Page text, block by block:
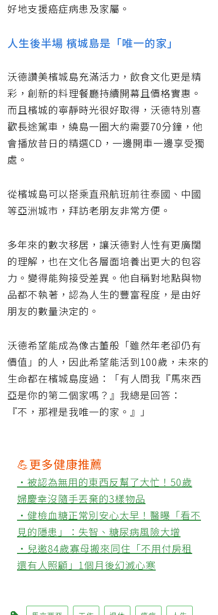
好地支援癌症病患及家屬。
人生後半場 檳城島是「唯一的家」
沃德讚美檳城島充滿活力，飲食文化更是精
彩，創新的料理餐廳持續開幕且價格實惠。
而且檳城的寧靜時光很好取得，沃德特別喜
歡長途駕車，繞島一圈大約需要70分鐘，他
會播放昔日的精選CD，一邊開車一邊享受獨
處。
從檳城島可以搭乘直飛航班前往泰國、中國
等亞洲城市，拜訪老朋友非常方便。
多年來的數次移居，讓沃德對人性有更廣闊
的理解，也在文化各層面培養出更大的包容
力。變得能夠接受差異。他自稱對地點與物
品都不執著，認為人生的豐富程度，是由好
朋友的數量決定的。
沃德希望能成為像古董般「雖然年老卻仍有
價值」的人，因此希望能活到100歲，未來的
生命都在檳城島度過：「有人問我『馬來西
亞是你的第二個家嗎？』我總是回答：
『不，那裡是我唯一的家。』」
💪更多健康推薦
‧被認為無用的東西反幫了大忙！50歲
婦慶幸沒隨手丟棄的3樣物品
‧健檢血糖正常別安心太早！醫曝「看不
見的隱患」：失智、糖尿病風險大增
‧兒邀84歲寡母搬來同住「不用付房租
還有人照顧」1個月後幻滅心寒